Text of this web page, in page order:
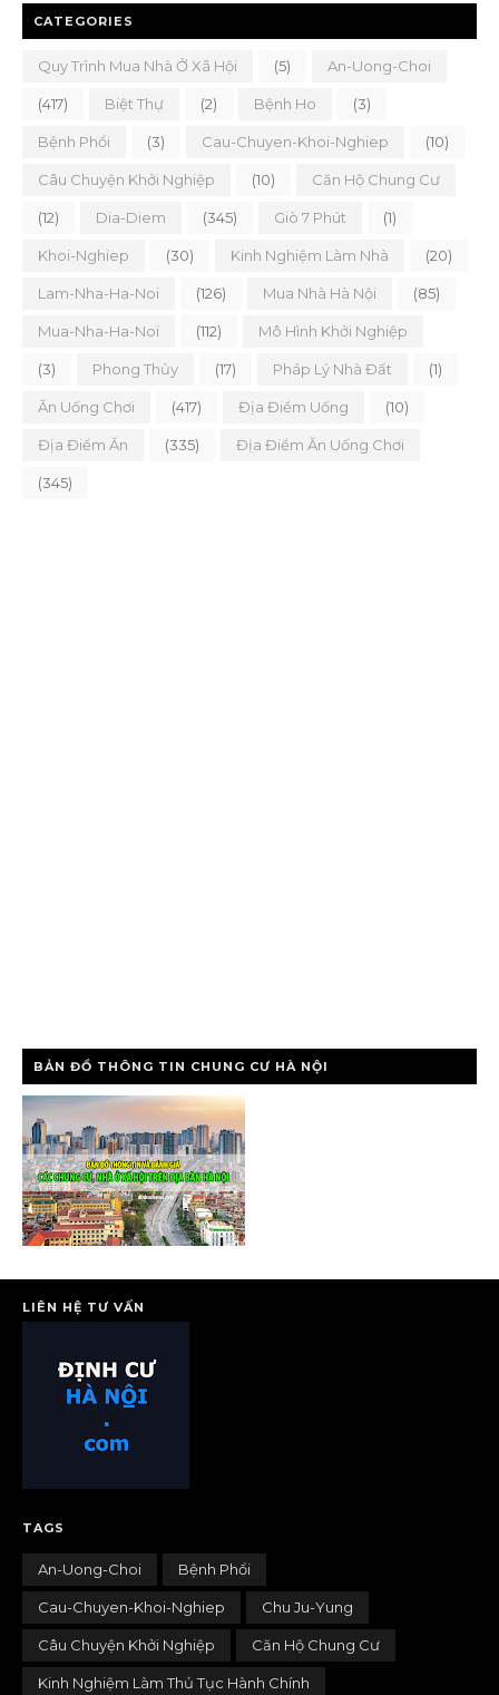
CATEGORIES
Quy Trình Mua Nhà Ở Xã Hội (5) An-Uong-Choi
(417) Biệt Thự (2) Bệnh Ho (3)
Bệnh Phổi (3) Cau-Chuyen-Khoi-Nghiep (10)
Câu Chuyện Khởi Nghiệp (10) Căn Hộ Chung Cư
(12) Dia-Diem (345) Giò 7 Phút (1)
Khoi-Nghiep (30) Kinh Nghiệm Làm Nhà (20)
Lam-Nha-Ha-Noi (126) Mua Nhà Hà Nội (85)
Mua-Nha-Ha-Noi (112) Mô Hình Khởi Nghiệp
(3) Phong Thủy (17) Pháp Lý Nhà Đất (1)
Ăn Uống Chơi (417) Địa Điểm Uống (10)
Địa Điểm Ăn (335) Địa Điểm Ăn Uống Chơi
(345)
BẢN ĐỒ THÔNG TIN CHUNG CƯ HÀ NỘI
LIÊN HỆ TƯ VẤN
TAGS
An-Uong-Choi Bệnh Phổi
Cau-Chuyen-Khoi-Nghiep Chu Ju-Yung
Câu Chuyện Khởi Nghiệp Căn Hộ Chung Cư
Kinh Nghiệm Làm Thủ Tục Hành Chính